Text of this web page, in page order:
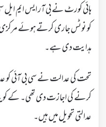
ہائی کورٹ نے بی آر ایس ایم ایل
کو نوٹس جاری کرتے ہوئے
ہدایت دی ہے۔
تحت کی عدالت نے سی بی آئی کو
کرنے کی اجازت دی تھی۔ کے
عدالتی تحویل میں ہیں۔